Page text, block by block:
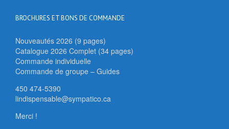
BROCHURES ET BONS DE COMMANDE
Nouveautés 2026 (9 pages)
Catalogue 2026 Complet (34 pages)
Commande individuelle
Commande de groupe – Guides
450 474-5390
lindispensable@sympatico.ca
Merci !